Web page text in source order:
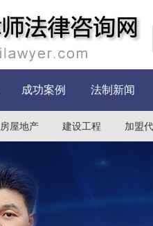
成功案例 法制新闻
房屋地产 建设工程 加盟